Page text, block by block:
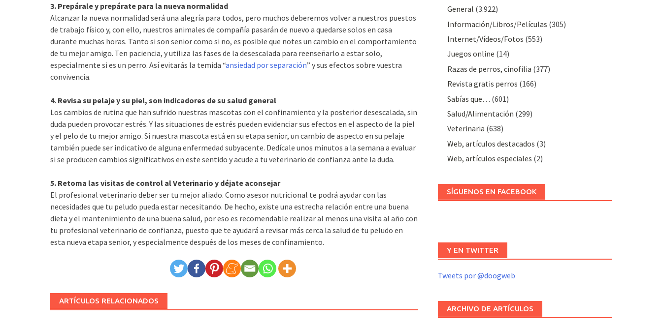
3. Prepárale y prepárate para la nueva normalidad
Alcanzar la nueva normalidad será una alegría para todos, pero muchos deberemos volver a nuestros puestos
de trabajo físico y, con ello, nuestros animales de compañía pasarán de nuevo a quedarse solos en casa
durante muchas horas. Tanto si son senior como si no, es posible que notes un cambio en el comportamiento
de tu mejor amigo. Ten paciencia, y utiliza las fases de la desescalada para reenseñarlo a estar solo,
especialmente si es un perro. Así evitarás la temida “ansiedad por separación” y sus efectos sobre vuestra
convivencia.
4. Revisa su pelaje y su piel, son indicadores de su salud general
Los cambios de rutina que han sufrido nuestras mascotas con el confinamiento y la posterior desescalada, sin
duda pueden provocar estrés. Y las situaciones de estrés pueden evidenciar sus efectos en el aspecto de la piel
y el pelo de tu mejor amigo. Si nuestra mascota está en su etapa senior, un cambio de aspecto en su pelaje
también puede ser indicativo de alguna enfermedad subyacente. Dedícale unos minutos a la semana a evaluar
si se producen cambios significativos en este sentido y acude a tu veterinario de confianza ante la duda.
5. Retoma las visitas de control al Veterinario y déjate aconsejar
El profesional veterinario deber ser tu mejor aliado. Como asesor nutricional te podrá ayudar con las
necesidades que tu peludo pueda estar necesitando. De hecho, existe una estrecha relación entre una buena
dieta y el mantenimiento de una buena salud, por eso es recomendable realizar al menos una visita al año con
tu profesional veterinario de confianza, puesto que te ayudará a revisar más cerca la salud de tu peludo en
esta nueva etapa senior, y especialmente después de los meses de confinamiento.
ARTÍCULOS RELACIONADOS
General (3.922)
Información/Libros/Películas (305)
Internet/Vídeos/Fotos (553)
Juegos online (14)
Razas de perros, cinofilia (377)
Revista gratis perros (166)
Sabías que… (601)
Salud/Alimentación (299)
Veterinaria (638)
Web, artículos destacados (3)
Web, artículos especiales (2)
SÍGUENOS EN FACEBOOK
Y EN TWITTER
Tweets por @doogweb
ARCHIVO DE ARTÍCULOS